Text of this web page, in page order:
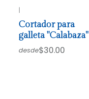
|
Cortador para
galleta "Calabaza"
desde$30.00